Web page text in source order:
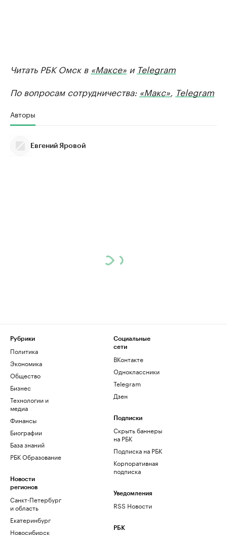
Читать РБК Омск в «Максе» и Telegram
По вопросам сотрудничества: «Макс», Telegram
Авторы
Евгений Яровой
Рубрики
Политика
Экономика
Общество
Бизнес
Технологии и
медиа
Финансы
Биографии
База знаний
РБК Образование
Новости
регионов
Санкт-Петербург
и область
Екатеринбург
Новосибирск
Социальные
сети
ВКонтакте
Одноклассники
Telegram
Дзен
Подписки
Скрыть баннеры
на РБК
Подписка на РБК
Корпоративная
подписка
Уведомления
RSS Новости
РБК